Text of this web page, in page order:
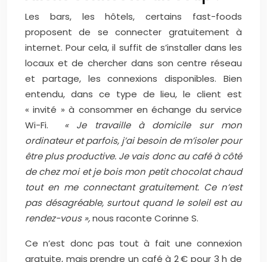
Les bars, les hôtels, certains fast-foods
proposent de se connecter gratuitement à
internet. Pour cela, il suffit de s’installer dans les
locaux et de chercher dans son centre réseau
et partage, les connexions disponibles. Bien
entendu, dans ce type de lieu, le client est
« invité » à consommer en échange du service
Wi-Fi.
« Je travaille à domicile sur mon
ordinateur et parfois, j’ai besoin de m’isoler pour
être plus productive. Je vais donc au café à côté
de chez moi et je bois mon petit chocolat chaud
tout en me connectant gratuitement. Ce n’est
pas désagréable, surtout quand le soleil est au
rendez-vous »,nous raconte Corinne S.
Ce n’est donc pas tout à fait une connexion
gratuite, mais prendre un café à 2 € pour 3 h de